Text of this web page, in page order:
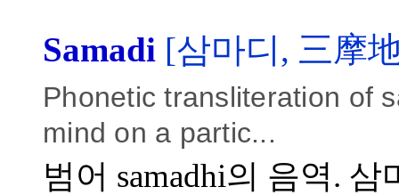
Samadi [삼마디, 三摩
Phonetic transliteration of
mind on a partic...
범어 samadhi의 음역.